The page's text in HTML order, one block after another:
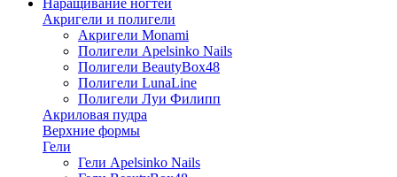
Наращивание ногтей
Акригели и полигели
Акригели Monami
Полигели Apelsinko Nails
Полигели BeautyBox48
Полигели LunaLine
Полигели Луи Филипп
Акриловая пудра
Верхние формы
Гели
Гели Apelsinko Nails